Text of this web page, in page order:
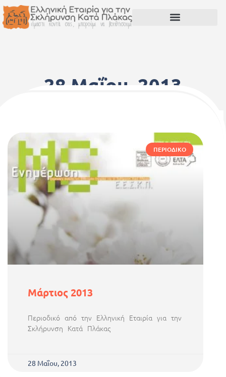
28 Μαΐου, 2013
ΠΕΡΙΟΔΙΚΌ
Μάρτιος 2013
Περιοδικό από την Ελληνική Εταιρία για την
Σκλήρυνση Κατά Πλάκας
28 Μαΐου, 2013